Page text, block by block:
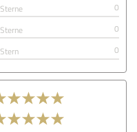
0
0
0